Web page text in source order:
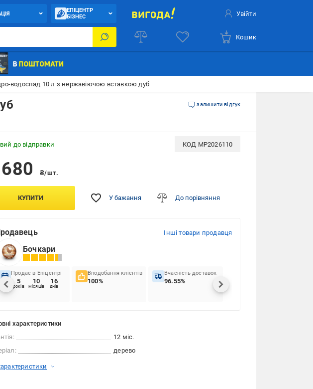
ЕПІЦЕНТР
БІЗНЕС
Увійти
Кошик
водоспад 10 л з нержавіючою вставкою дуб
залишити відгук
до відправки КОД MP2026110
₴/шт.
КУПИТИ У бажання До порівняння
Інші товари продавця
Бочкари
Продає в Епіцентрі
5
років
10
місяців
16
днів
Вподобання клієнтів
100%
Вчасність доставок
96.55%
характеристики
12 міс.
дерево